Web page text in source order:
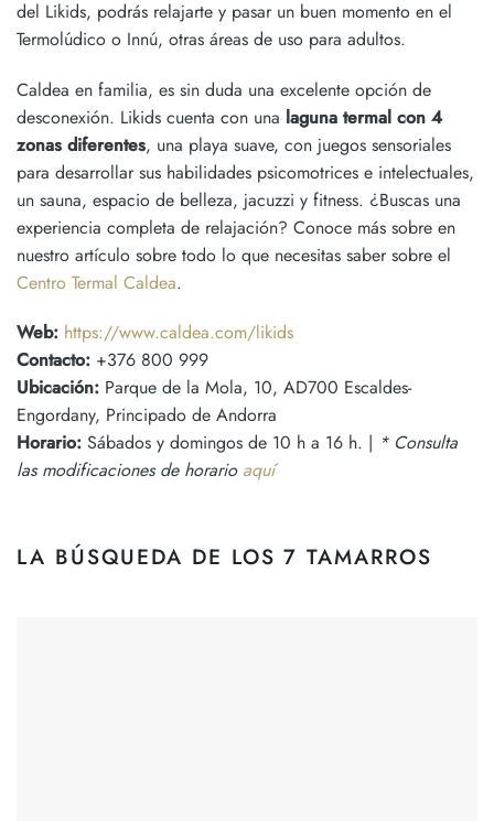
del Likids, podrás relajarte y pasar un buen momento en el
Termolúdico o Innú, otras áreas de uso para adultos.
Caldea en familia, es sin duda una excelente opción de
desconexión. Likids cuenta con una laguna termal con 4
zonas diferentes, una playa suave, con juegos sensoriales
para desarrollar sus habilidades psicomotrices e intelectuales,
un sauna, espacio de belleza, jacuzzi y fitness. ¿Buscas una
experiencia completa de relajación? Conoce más sobre en
nuestro artículo sobre todo lo que necesitas saber sobre el
Centro Termal Caldea.
Web: https://www.caldea.com/likids
Contacto: +376 800 999
Ubicación: Parque de la Mola, 10, AD700 Escaldes-
Engordany, Principado de Andorra
Horario: Sábados y domingos de 10 h a 16 h. | * Consulta
las modificaciones de horario aquí
LA BÚSQUEDA DE LOS 7 TAMARROS